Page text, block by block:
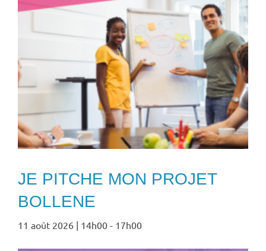
JE PITCHE MON PROJET
BOLLENE
11 août 2026 | 14h00 - 17h00